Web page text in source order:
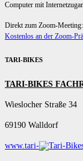
Computer mit
Direkt zum Zoom-Meeting:
Kostenlos an der Zoom-
TARI-BIKES
TARI-BIKES
Wieslocher Straße 34
69190 Walldorf
www.tari-